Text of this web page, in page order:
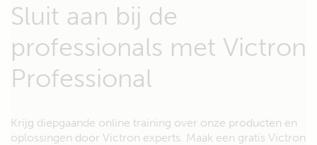
Sluit aan bij de
professionals met Victron
Professional
Krijg diepgaande online training over onze producten en
oplossingen door Victron experts. Maak een gratis Victron